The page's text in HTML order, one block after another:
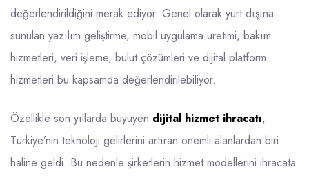
değerlendirildiğini merak ediyor. Genel olarak yurt dışına
sunulan yazılım geliştirme, mobil uygulama üretimi, bakım
hizmetleri, veri işleme, bulut çözümleri ve dijital platform
hizmetleri bu kapsamda değerlendirilebiliyor.
Özellikle son yıllarda büyüyen dijital hizmet ihracatı,
Türkiye’nin teknoloji gelirlerini artıran önemli alanlardan biri
haline geldi. Bu nedenle şirketlerin hizmet modellerini ihracata